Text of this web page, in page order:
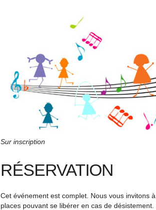
Sur inscription
RÉSERVATION
Cet événement est complet. Nous vous invitons
places pouvant se libérer en cas de désistement.